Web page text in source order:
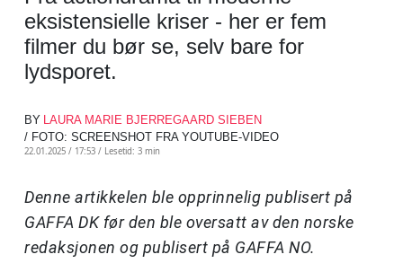
eksistensielle kriser - her er fem
filmer du bør se, selv bare for
lydsporet.
BY LAURA MARIE BJERREGAARD SIEBEN
/ FOTO: SCREENSHOT FRA YOUTUBE-VIDEO
22.01.2025 / 17:53 / Lesetid: 3 min
Denne artikkelen ble opprinnelig publisert på
GAFFA DK før den ble oversatt av den norske
redaksjonen og publisert på GAFFA NO.